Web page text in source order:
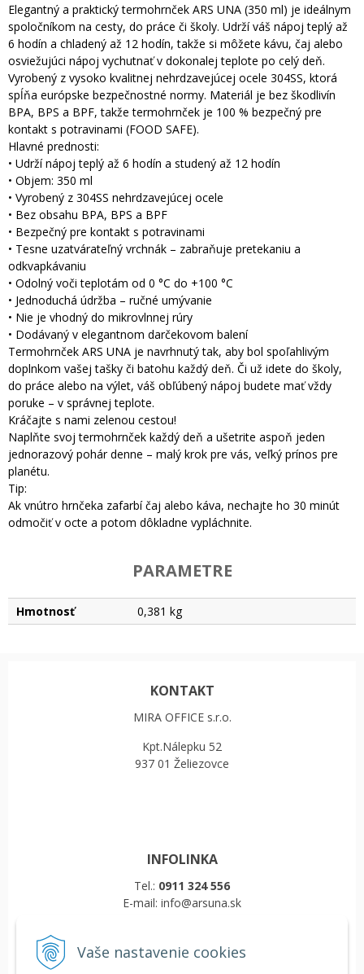
Vaše nastavenie cookies
Elegantný a praktický termohrnček ARS UNA (350 ml) je ideálnym
spoločníkom na cesty, do práce či školy. Udrží váš nápoj teplý až
6 hodín a chladený až 12 hodín, takže si môžete kávu, čaj alebo
osviežujúci nápoj vychutnať v dokonalej teplote po celý deň.
Vyrobený z vysoko kvalitnej nehrdzavejúcej ocele 304SS, ktorá
spĺňa európske bezpečnostné normy. Materiál je bez škodlivín
BPA, BPS a BPF, takže termohrnček je 100 % bezpečný pre
kontakt s potravinami (FOOD SAFE).
Hlavné prednosti:
• Udrží nápoj teplý až 6 hodín a studený až 12 hodín
• Objem: 350 ml
• Vyrobený z 304SS nehrdzavejúcej ocele
• Bez obsahu BPA, BPS a BPF
• Bezpečný pre kontakt s potravinami
• Tesne uzatvárateľný vrchnák – zabraňuje pretekaniu a
odkvapkávaniu
• Odolný voči teplotám od 0 °C do +100 °C
• Jednoduchá údržba – ručné umývanie
• Nie je vhodný do mikrovlnnej rúry
• Dodávaný v elegantnom darčekovom balení
Termohrnček ARS UNA je navrhnutý tak, aby bol spoľahlivým
doplnkom vašej tašky či batohu každý deň. Či už idete do školy,
do práce alebo na výlet, váš obľúbený nápoj budete mať vždy
poruke – v správnej teplote.
Kráčajte s nami zelenou cestou!
Naplňte svoj termohrnček každý deň a ušetrite aspoň jeden
jednorazový pohár denne – malý krok pre vás, veľký prínos pre
planétu.
Tip:
Ak vnútro hrnčeka zafarbí čaj alebo káva, nechajte ho 30 minút
odmočiť v octe a potom dôkladne vypláchnite.
PARAMETRE
Hmotnosť 0,381 kg
KONTAKT
MIRA OFFICE s.r.o.
Kpt.Nálepku 52
937 01 Želiezovce
INFOLINKA
Tel.: 0911 324 556
E-mail: info@arsuna.sk
VŠETKO O NÁKUPE